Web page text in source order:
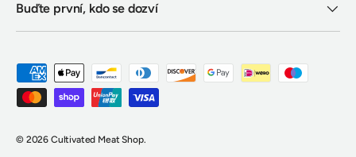
Buďte první, kdo se dozví
Přijímané platební metody
© 2026 Cultivated Meat Shop.